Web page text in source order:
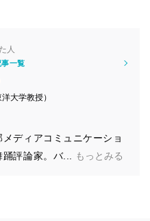
人
事一覧
大学教授）
ディアコミュニケーショ
踊評論家。バ...